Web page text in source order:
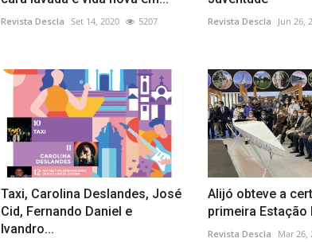
Revista Descla Set 14, 2020 5207 Revista Descla Jun 26,
Taxi, Carolina Deslandes, José
Cid, Fernando Daniel e
Ivandro...
Alijó obteve a
primeira Estação
Revista Descla Mar 26,